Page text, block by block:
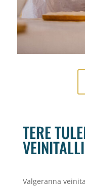
TERE
VEINITALLI
Valgeranna